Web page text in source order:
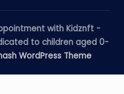
with Kidznft -
to children aged 0-
WordPress Theme